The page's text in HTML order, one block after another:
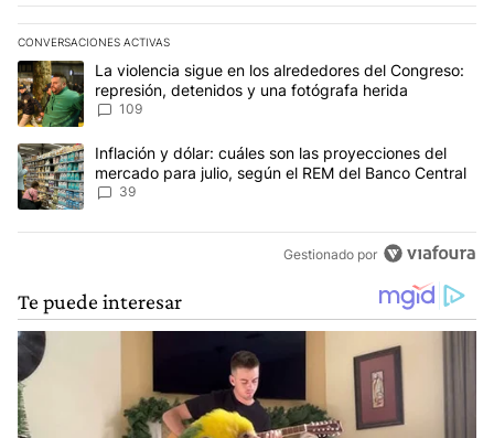
CONVERSACIONES ACTIVAS
Este listado muestra los artículos con más comentarios en los
Un artículo de tendencia con el título "La violencia sigue en los
La violencia sigue en los alrededores del Congreso:
represión, detenidos y una fotógrafa herida
109
Un artículo de tendencia con el título "Inflación y dólar: cuáles
Inflación y dólar: cuáles son las proyecciones del
mercado para julio, según el REM del Banco Central
39
Gestionado por